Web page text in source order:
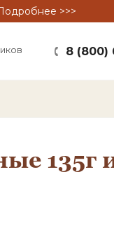
>>>
8 (800)
135г